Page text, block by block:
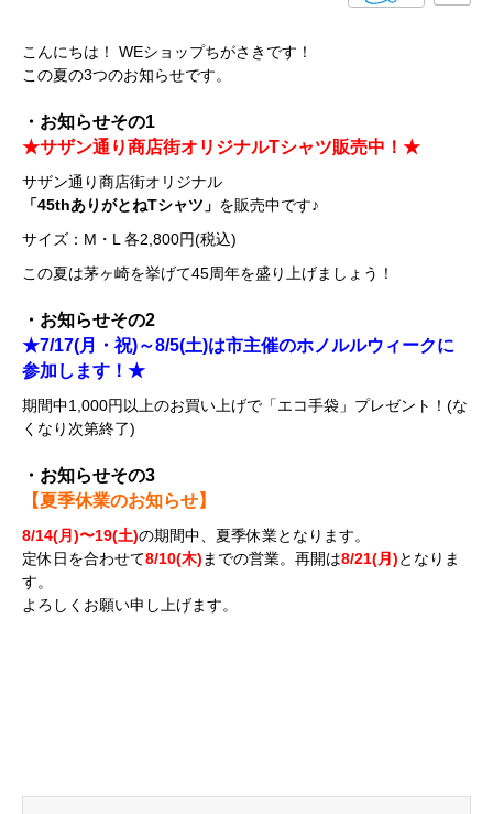
こんにちは！ WEショップちがさきです！
この夏の3つのお知らせです。
・お知らせその1
★サザン通り商店街オリジナルTシャツ販売中！★
サザン通り商店街オリジナル
「45thありがとねTシャツ」 を販売中です♪
サイズ：M・L 各2,800円(税込)
この夏は茅ヶ崎を挙げて45周年を盛り上げましょう！
・お知らせその2
★7/17(月・祝)～8/5(土)は市主催のホノルルウィークに
参加します！★
期間中1,000円以上のお買い上げで「エコ手袋」プレゼント！(な
くなり次第終了)
・お知らせその3
【夏季休業のお知らせ】
8/14(月)〜19(土)の期間中、夏季休業となります。
定休日を合わせて8/10(木)までの営業。再開は8/21(月)となりま
す。
よろしくお願い申し上げます。